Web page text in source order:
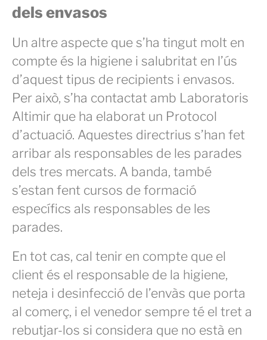
dels envasos
Un altre aspecte que s’ha tingut molt en
compte és la higiene i salubritat en l’ús
d’aquest tipus de recipients i envasos.
Per això, s’ha contactat amb Laboratoris
Altimir que ha elaborat un Protocol
d’actuació. Aquestes directrius s’han fet
arribar als responsables de les parades
dels tres mercats. A banda, també
s’estan fent cursos de formació
específics als responsables de les
parades.
En tot cas, cal tenir en compte que el
client és el responsable de la higiene,
neteja i desinfecció de l’envàs que porta
al comerç, i el venedor sempre té el tret a
rebutjar-los si considera que no està en